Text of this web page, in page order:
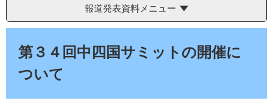
報道発表資料メニュー
第３４回中四国サミットの開催に
ついて